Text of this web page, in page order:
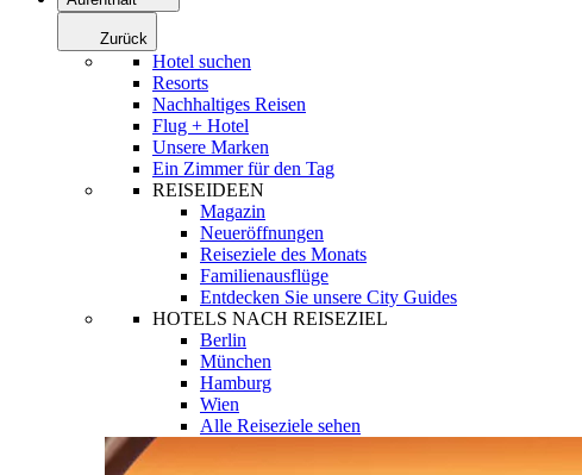
Zurück
Hotel suchen
Resorts
Nachhaltiges Reisen
Flug + Hotel
Unsere Marken
Ein Zimmer für den Tag
REISEIDEEN
Magazin
Neueröffnungen
Reiseziele des Monats
Familienausflüge
Entdecken Sie unsere City Guides
HOTELS NACH REISEZIEL
Berlin
München
Hamburg
Wien
Alle Reiseziele sehen